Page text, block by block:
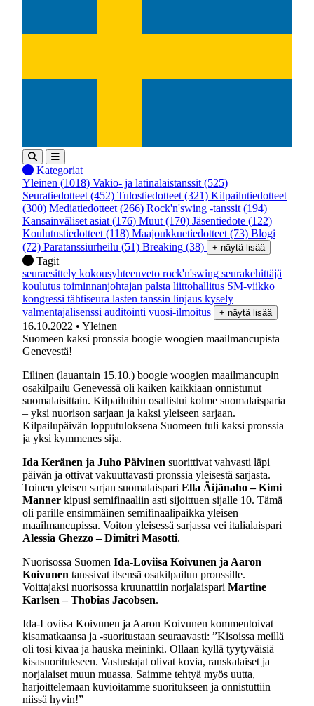
Kategoriat
Yleinen (1018) Vakio- ja latinalaistanssit (525)
Seuratiedotteet (452) Tulostiedotteet (321) Kilpailutiedotteet
(300) Mediatiedotteet (266) Rock'n'swing -tanssit (194)
Kansainväliset asiat (176) Muut (170) Jäsentiedote (122)
Koulutustiedotteet (118) Maajoukkuetiedotteet (73) Blogi
(72) Paratanssiurheilu (51) Breaking (38) + näytä lisää
Tagit
seuraesittely kokousyhteenveto rock'n'swing seurakehittäjä
koulutus toiminnanjohtajan palsta liittohallitus SM-viikko
kongressi tähtiseura lasten tanssin linjaus kysely
valmentajalisenssi auditointi vuosi-ilmoitus + näytä lisää
16.10.2022 • Yleinen
Suomeen kaksi pronssia boogie woogien maailmancupista
Genevestä!
Eilinen (lauantain 15.10.) boogie woogien maailmancupin
osakilpailu Genevessä oli kaiken kaikkiaan onnistunut
suomalaisittain. Kilpailuihin osallistui kolme suomalaisparia
– yksi nuorison sarjaan ja kaksi yleiseen sarjaan.
Kilpailupäivän lopputuloksena Suomeen tuli kaksi pronssia
ja yksi kymmenes sija.
Ida Keränen ja Juho Päivinen suorittivat vahvasti läpi
päivän ja ottivat vakuuttavasti pronssia yleisestä sarjasta.
Toinen yleisen sarjan suomalaispari Ella Äijänaho – Kimi
Manner kipusi semifinaaliin asti sijoittuen sijalle 10. Tämä
oli parille ensimmäinen semifinaalipaikka yleisen
maailmancupissa. Voiton yleisessä sarjassa vei italialaispari
Alessia Ghezzo – Dimitri Masotti.
Nuorisossa Suomen Ida-Loviisa Koivunen ja Aaron
Koivunen tanssivat itsensä osakilpailun pronssille.
Voittajaksi nuorisossa kruunattiin norjalaispari Martine
Karlsen – Thobias Jacobsen.
Ida-Loviisa Koivunen ja Aaron Koivunen kommentoivat
kisamatkaansa ja -suoritustaan seuraavasti: ”Kisoissa meillä
oli tosi kivaa ja hauska meininki. Ollaan kyllä tyytyväisiä
kisasuoritukseen. Vastustajat olivat kovia, ranskalaiset ja
norjalaiset muun muassa. Saimme tehtyä myös uutta,
harjoittelemaan kuvioitamme suoritukseen ja onnistuttiin
niissä hyvin!”